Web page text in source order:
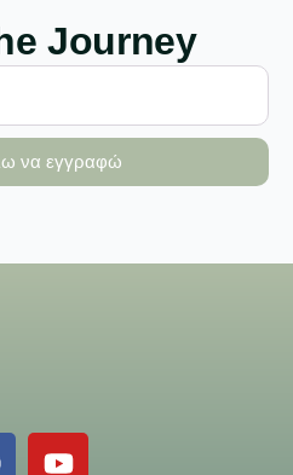
Journey
να εγγραφώ